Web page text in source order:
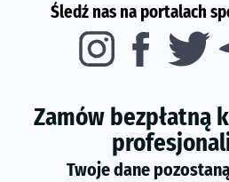
Śledź nas na portalach
Zamów bezpłatną
Twoje dane